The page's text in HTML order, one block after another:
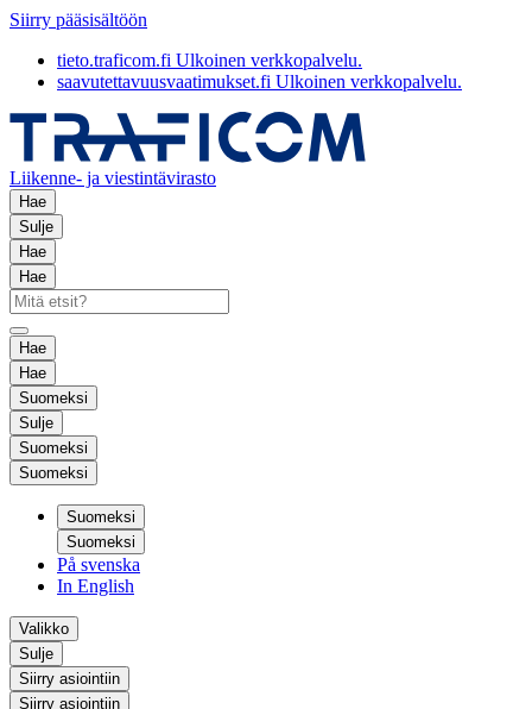
Siirry pääsisältöön
tieto.traficom.fi Ulkoinen verkkopalvelu.
saavutettavuusvaatimukset.fi Ulkoinen verkkopalvelu.
Liikenne- ja viestintävirasto
Hae
Sulje
Hae
Hae
Hae
Hae
Suomeksi
Sulje
Suomeksi
Suomeksi
Suomeksi
Suomeksi
På svenska
In English
Valikko
Sulje
Siirry asiointiin
Siirry asiointiin